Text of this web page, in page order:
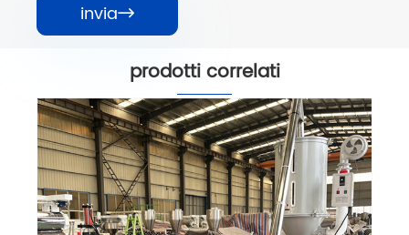
invia
prodotti correlati
Linea di estrusione per lastre in PVC
trasparente
Visualizza altro >>